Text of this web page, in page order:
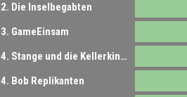
2. Die Inselbegabten
3. GameEinsam
4. Stange und die Kellerkinder
4. Bob Replikanten